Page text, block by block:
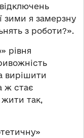
зими я замерзну
з роботи?».
рівня
вирішити
ж стає
так,